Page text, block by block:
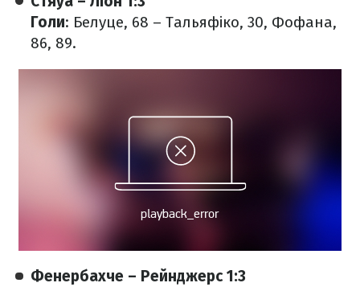
Голи: Белуце, 68 – Тальяфіко, 30, Фофана,
86, 89.
Фенербахче – Рейнджерс 1:3